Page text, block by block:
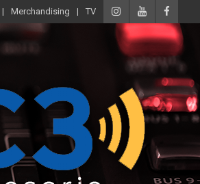
Merchandising TV